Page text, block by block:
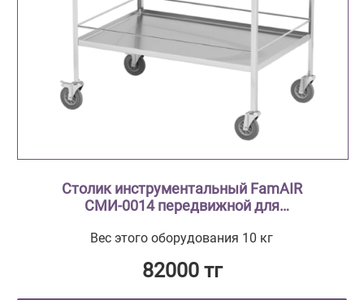
Столик инструментальный FamAIR
СМИ-0014 передвижной для
коробок (биксов) двухуровневый.
Вес этого оборудования 10 кг
82000 тг